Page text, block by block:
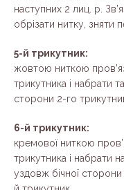
наступних 2 лиц. р.
обрізати нитку, зняти
5-й трикутник:
жовтою ниткою
трикутника і набрати
сторони 2-го
6-й трикутник:
кремової ниткою
трикутника і набрати
уздовж бічної сторони